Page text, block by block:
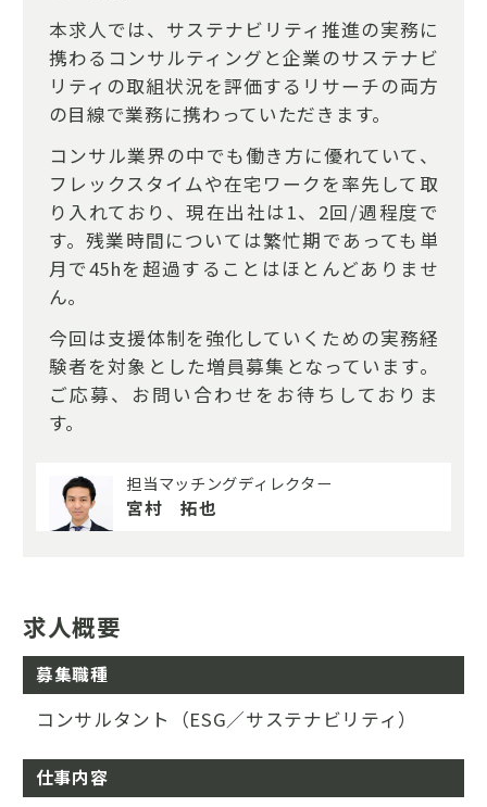
本求人では、サステナビリティ推進の実務に
携わるコンサルティングと企業のサステナビ
リティの取組状況を評価するリサーチの両方
の目線で業務に携わっていただきます。
コンサル業界の中でも働き方に優れていて、
フレックスタイムや在宅ワークを率先して取
り入れており、現在出社は1、2回/週程度で
す。残業時間については繁忙期であっても単
月で45hを超過することはほとんどありませ
ん。
今回は支援体制を強化していくための実務経
験者を対象とした増員募集となっています。
ご応募、お問い合わせをお待ちしておりま
す。
担当マッチングディレクター
宮村 拓也
求人概要
募集職種
コンサルタント（ESG／サステナビリティ）
仕事内容